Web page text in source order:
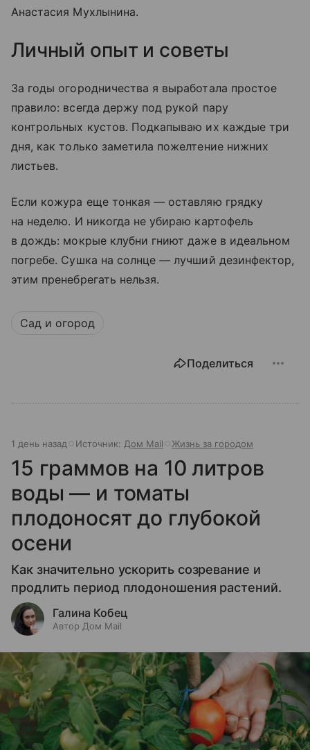
Анастасия Мухлынина.
Личный опыт и советы
За годы огородничества я выработала простое
правило: всегда держу под рукой пару
контрольных кустов. Подкапываю их каждые три
дня, как только заметила пожелтение нижних
листьев.
Если кожура еще тонкая — оставляю грядку
на неделю. И никогда не убираю картофель
в дождь: мокрые клубни гниют даже в идеальном
погребе. Сушка на солнце — лучший дезинфектор,
этим пренебрегать нельзя.
Сад и огород
Поделиться
1 день назад Источник: Дом Mail Жизнь за городом
15 граммов на 10 литров
воды — и томаты
плодоносят до глубокой
осени
Как значительно ускорить созревание и
продлить период плодоношения растений.
Галина Кобец
Автор Дом Mail